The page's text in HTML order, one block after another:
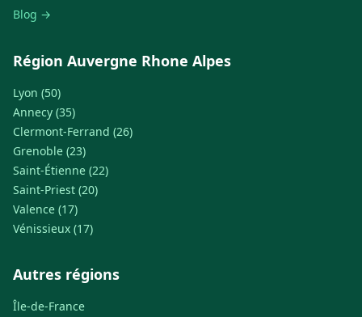
Blog →
Région Auvergne Rhone Alpes
Lyon (50)
Annecy (35)
Clermont-Ferrand (26)
Grenoble (23)
Saint-Étienne (22)
Saint-Priest (20)
Valence (17)
Vénissieux (17)
Autres régions
Île-de-France